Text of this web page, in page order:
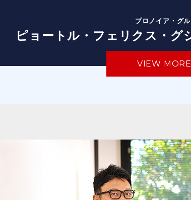
プロノイア・グ
ピョートル・フェリクス・グ
VIEW MORE